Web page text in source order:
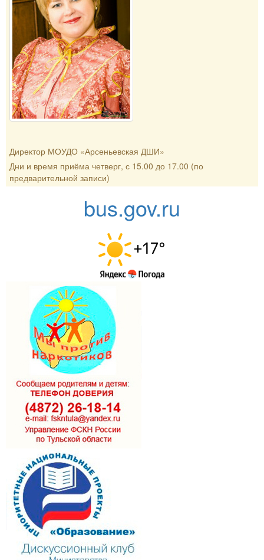
Директор МОУДО «Арсеньевская ДШИ»
Дни и время приёма четверг, с 15.00 до 17.00 (по
предварительной записи)
bus.gov.ru